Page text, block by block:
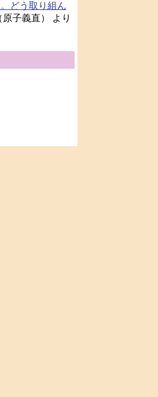
どう取り組ん
子義直） より